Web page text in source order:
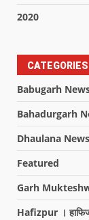
2020
CATEGORIES
Babugarh
Bahadurgarh
Dhaulana
Featured
Garh
Hafizpur ।